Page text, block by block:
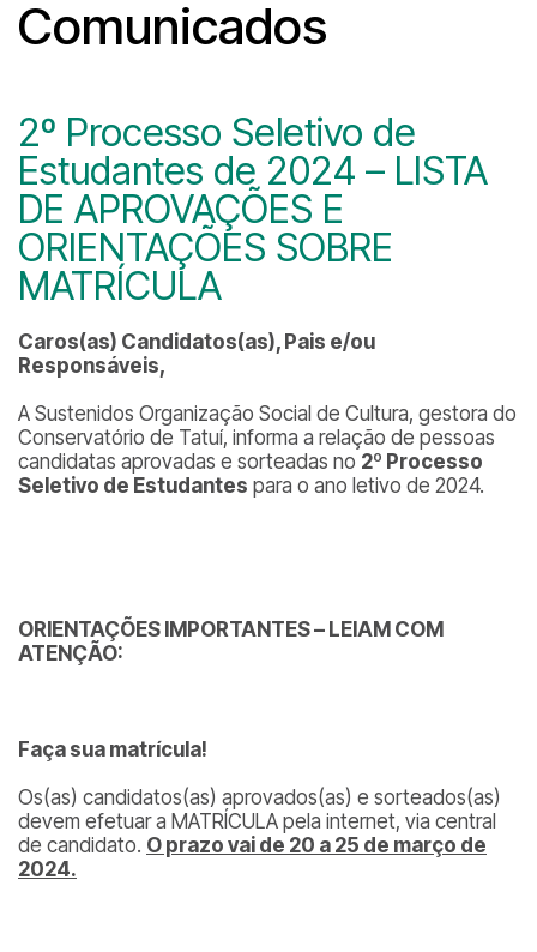
Comunicados
2º Processo Seletivo de
Estudantes de 2024 – LISTA
DE APROVAÇÕES E
ORIENTAÇÕES SOBRE
MATRÍCULA
Caros(as) Candidatos(as), Pais e/ou
Responsáveis,
A Sustenidos Organização Social de Cultura, gestora do
Conservatório de Tatuí, informa a relação de pessoas
candidatas aprovadas e sorteadas no 2º Processo
Seletivo de Estudantes para o ano letivo de 2024.
ORIENTAÇÕES IMPORTANTES – LEIAM COM
ATENÇÃO:
Faça sua matrícula!
Os(as) candidatos(as) aprovados(as) e sorteados(as)
devem efetuar a MATRÍCULA pela internet, via central
de candidato. O prazo vai de 20 a 25 de março de
2024.